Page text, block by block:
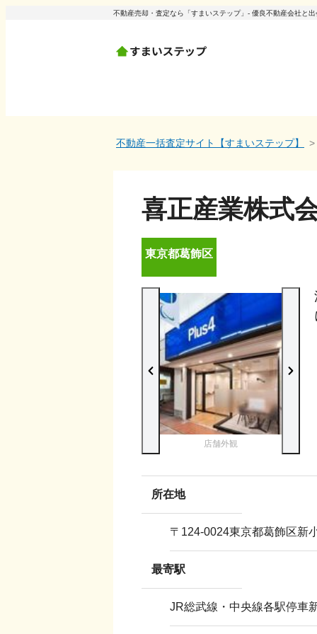
不動産売却・査定なら「すまいステップ」- 優良不動産会社と
不動産一括査定サイト【すまいステップ】
喜正産業株式
東京都葛飾区
店舗外観
所在地
〒 124-0024東京都葛飾区新
最寄駅
JR総武線・中央線各駅停車